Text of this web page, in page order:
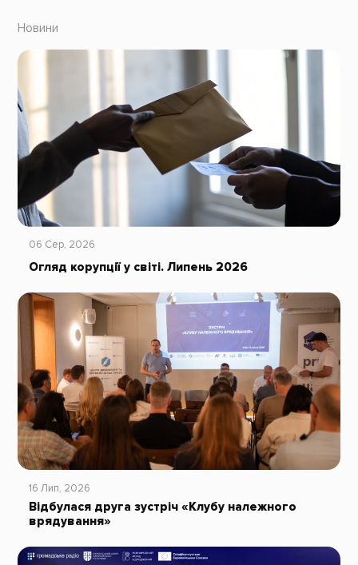
Новини
06 Сер, 2026
Огляд корупції у світі. Липень 2026
16 Лип, 2026
Відбулася друга зустріч «Клубу належного
врядування»